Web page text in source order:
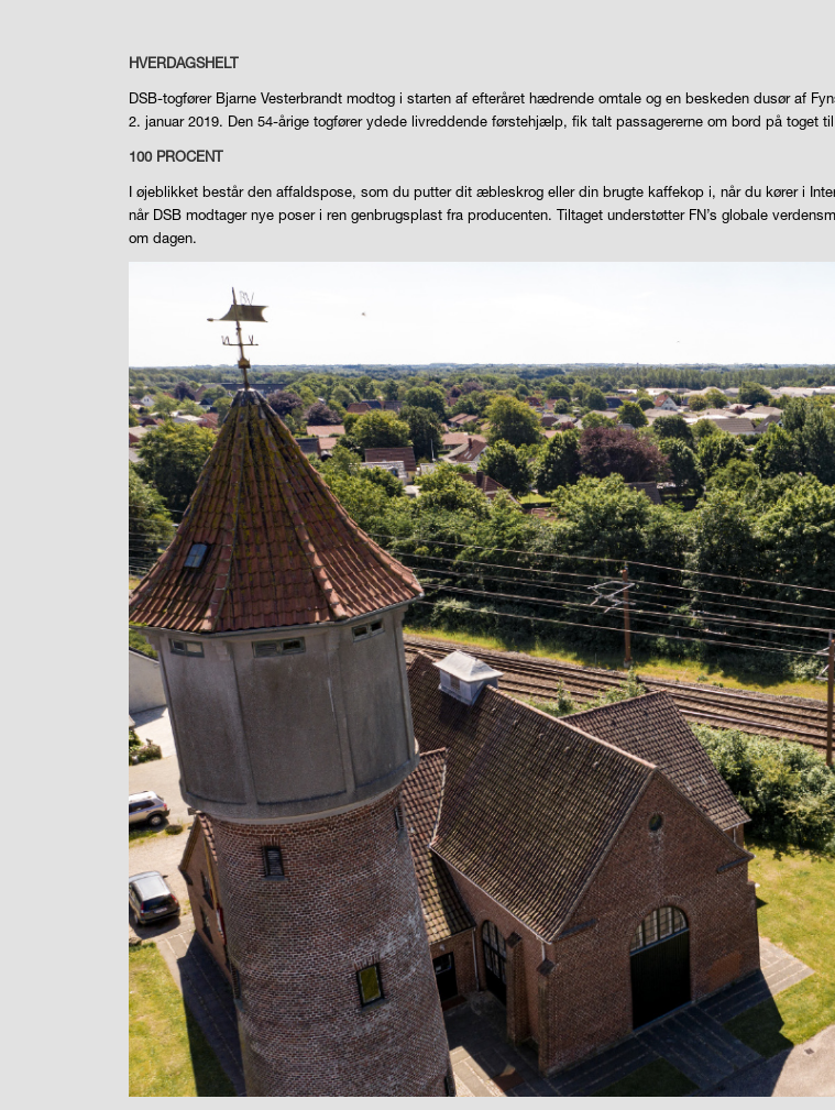
HVERDAGSHELT
DSB-togfører Bjarne Vesterbrandt modtog i starten af efteråret hædrende omtale og en beskeden dusør af
2. januar 2019. Den 54-årige togfører ydede livreddende førstehjælp, fik talt passagererne om bord på toget
100 PROCENT
I øjeblikket består den affaldspose, som du putter dit æbleskrog eller din brugte kaffekop i, når du kører i
når DSB modtager nye poser i ren genbrugsplast fra producenten. Tiltaget understøtter FN’s globale
om dagen.